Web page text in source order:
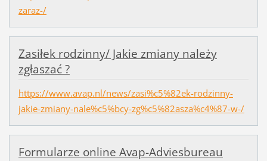
zaraz-/
Zasiłek rodzinny/ Jakie zmiany należy
zgłaszać ?
https://www.avap.nl/news/zasi%c5%82ek-rodzinny-
jakie-zmiany-nale%c5%bcy-zg%c5%82asza%c4%87-w-/
Formularze online Avap-Adviesbureau